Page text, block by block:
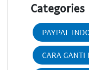
Categories
PAYPAL
CARA GANTI